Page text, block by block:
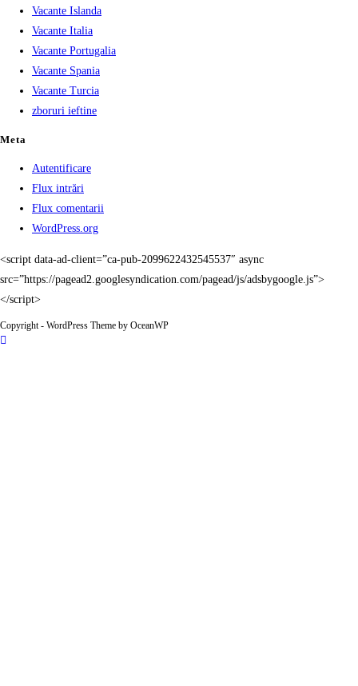
Vacante Islanda
Vacante Italia
Vacante Portugalia
Vacante Spania
Vacante Turcia
zboruri ieftine
Meta
Autentificare
Flux intrări
Flux comentarii
WordPress.org
<script data-ad-client=”ca-pub-2099622432545537″ async
src=”https://pagead2.googlesyndication.com/pagead/js/adsbygoogle.js”>
</script>
Copyright - WordPress Theme by OceanWP